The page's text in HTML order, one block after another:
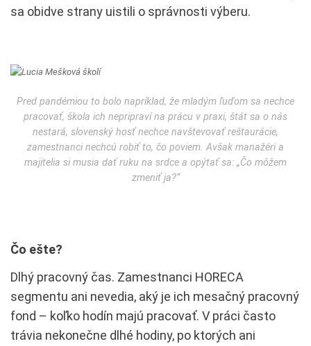
sa obidve strany uistili o správnosti výberu.
Pred pandémiou to bolo napríklad, že mladým ľuďom sa nechce
pracovať, škola ich nepripraví na prácu v praxi, štát sa o nás
nestará, slovenský hosť nechce navštevovať reštaurácie,
zamestnanci nechcú robiť to, čo poviem. Avšak manažéri a
majitelia si musia dať ruku na srdce a opýtať sa: „Čo môžem
zmeniť ja?“
Čo ešte?
Dlhý pracovný čas. Zamestnanci HORECA
segmentu ani nevedia, aký je ich mesačný pracovný
fond – koľko hodín majú pracovať. V práci často
trávia nekonečne dlhé hodiny, po ktorých ani